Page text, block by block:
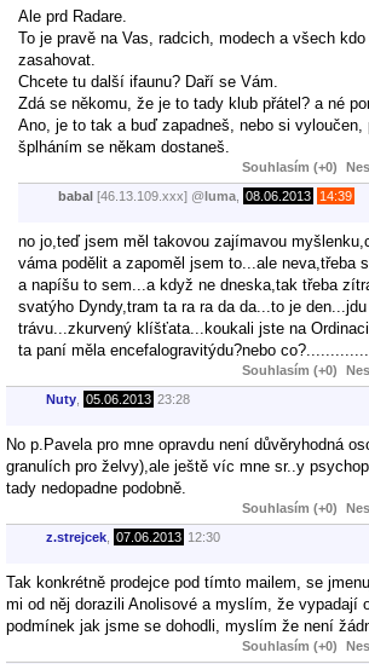
Ale prd Radare.
To je pravě na Vas, radcich, modech a všech
zasahovat.
Chcete tu další ifaunu? Daří se Vám.
Zdá se někomu, že je to tady klub přátel? a né
Ano, je to tak a buď zapadneš, nebo si vyloučen,
šplháním se někam dostaneš.
Souhlasím (+0)
babal [46.13.109.xxx] @luma 08.06.2013 14:39
no jo,teď jsem měl takovou zajímavou
váma podělit a zapoměl jsem to...ale neva,třeba
a napíšu to sem...a když ne dneska,tak třeba
svatýho Dyndy,tram ta ra ra da da...to je
trávu...zkurvený klíšťata...koukali jste na
ta paní měla encefalogravitýdu?nebo
Souhlasím (+0)
Nuty 05.06.2013 23:28
No p.Pavela pro mne opravdu není důvěryhodná
granulích pro želvy),ale ještě víc mne sr..y
tady nedopadne podobně.
Souhlasím (+0)
z.strejcek 07.06.2013 12:30
Tak konkrétně prodejce pod tímto mailem, se
mi od něj dorazili Anolisové a myslím, že vypadají
podmínek jak jsme se dohodli, myslím že není
Souhlasím (+0)